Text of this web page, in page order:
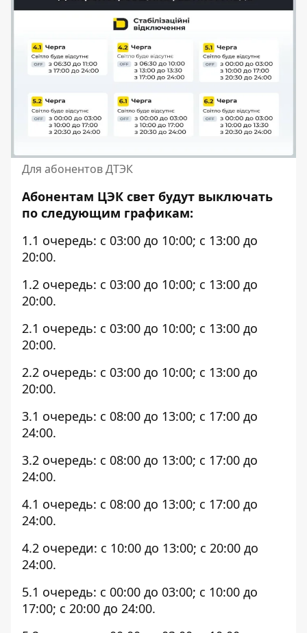
Для абонентов ДТЭК
Абонентам ЦЭК свет будут выключать
по следующим графикам:
1.1 очередь: с 03:00 до 10:00; с 13:00 до
20:00.
1.2 очередь: с 03:00 до 10:00; с 13:00 до
20:00.
2.1 очередь: с 03:00 до 10:00; с 13:00 до
20:00.
2.2 очередь: с 03:00 до 10:00; с 13:00 до
20:00.
3.1 очередь: с 08:00 до 13:00; с 17:00 до
24:00.
3.2 очередь: с 08:00 до 13:00; с 17:00 до
24:00.
4.1 очередь: с 08:00 до 13:00; с 17:00 до
24:00.
4.2 очереди: с 10:00 до 13:00; с 20:00 до
24:00.
5.1 очередь: с 00:00 до 03:00; с 10:00 до
17:00; с 20:00 до 24:00.